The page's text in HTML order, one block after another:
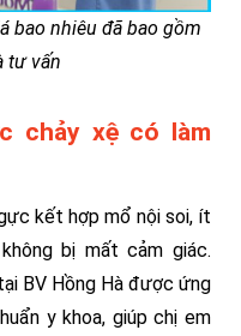
bao nhiêu đã bao gồm
tư vấn
chảy xệ có làm
kết hợp mổ nội soi, ít
bị mất cảm giác.
BV Hồng Hà được ứng
y khoa, giúp chị em